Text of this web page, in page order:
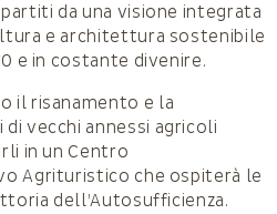
da una visione integrata
e architettura sostenibile
e in costante divenire.
il risanamento e la
vecchi annessi agricoli
in un Centro
Agrituristico che ospiterà le
dell’Autosufficienza.